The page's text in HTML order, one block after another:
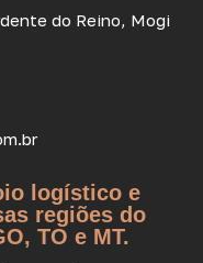
do Reino, Mogi
logístico e
regiões do
TO e MT.